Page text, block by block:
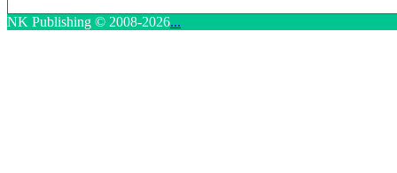
NK Publishing © 2008-2026...